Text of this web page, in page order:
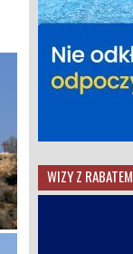
WIZY Z RABATEM